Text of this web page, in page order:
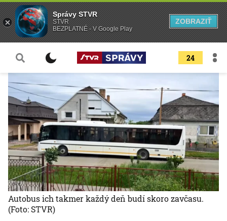
24
Autobus ich takmer každý deň budí skoro zavčasu.
(Foto: STVR)
Správy STVR
STVR
BEZPLATNÉ - V Google Play
ZOBRAZIŤ